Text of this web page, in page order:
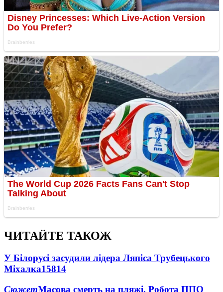
ЧИТАЙТЕ ТАКОЖ
У Білорусі засудили лідера Ляпіса Трубецького
Міхалка15814
СюжетМасова смерть на пляжі. Робота ППО